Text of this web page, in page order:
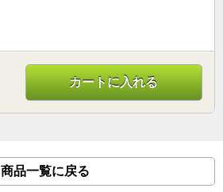
カートに入れる
商品一覧に戻る